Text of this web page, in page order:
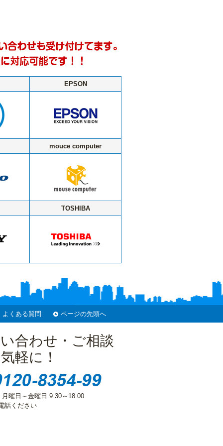
EPSON
mouce computer
TOSHIBA
よくある質問 ページの先頭へ
合わせ・ご相談
軽に！
曜日～金曜日 9:30～18:00
話ください